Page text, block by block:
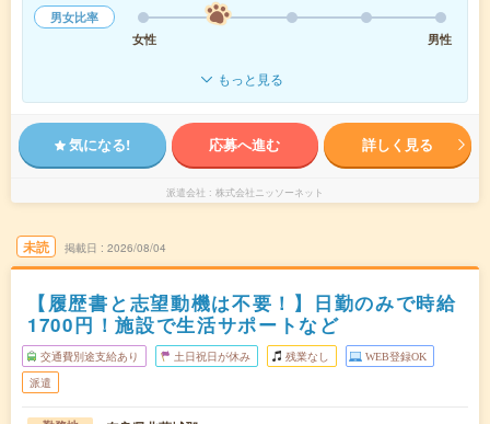
男女比率
女性
男性
もっと見る
気になる! 応募へ進む 詳しく見る
派遣会社 株式会社ニッソーネット
未読 掲載日 2026/08/04
【履歴書と志望動機は不要！】日勤のみで時給
1700円！施設で生活サポートなど
交通費別途支給あり 土日祝日が休み 残業なし WEB登録OK
派遣